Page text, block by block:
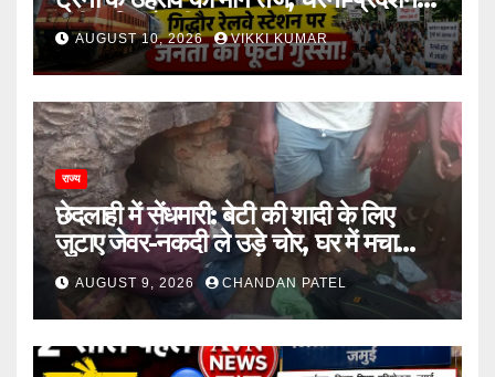
उठी यात्रियों की आवाज
AUGUST 10, 2026 VIKKI KUMAR
राज्य
छेदलाही में सेंधमारी: बेटी की शादी के लिए
जुटाए जेवर-नकदी ले उड़े चोर, घर में मचा
कोहराम
AUGUST 9, 2026 CHANDAN PATEL